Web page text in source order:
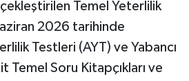
Temel Yeterlilik
2026 tarihinde
Testleri (AYT) ve Yabancı
Temel Soru Kitapçıkları ve